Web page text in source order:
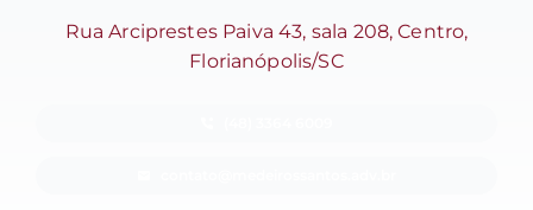
Rua Arciprestes Paiva 43, sala 208, Centro,
Florianópolis/SC